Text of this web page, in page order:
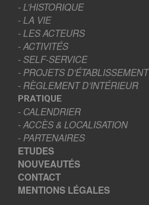
- L’HISTORIQUE
- LA VIE
- LES ACTEURS
- ACTIVITÉS
- SELF-SERVICE
- PROJETS D’ÉTABLISSEMENT
- RÈGLEMENT D’INTÉRIEUR
PRATIQUE
- CALENDRIER
- ACCÈS & LOCALISATION
- PARTENAIRES
ETUDES
NOUVEAUTÉS
CONTACT
MENTIONS LÉGALES